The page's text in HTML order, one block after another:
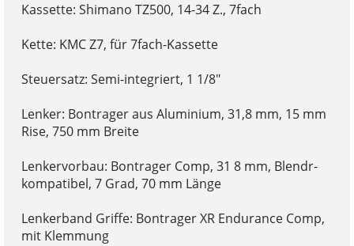
Kassette: Shimano TZ500, 14-34 Z., 7fach
Kette: KMC Z7, für 7fach-Kassette
Steuersatz: Semi-integriert, 1 1/8"
Lenker: Bontrager aus Aluminium, 31,8 mm, 15 mm
Rise, 750 mm Breite
Lenkervorbau: Bontrager Comp, 31 8 mm, Blendr-
kompatibel, 7 Grad, 70 mm Länge
Lenkerband Griffe: Bontrager XR Endurance Comp,
mit Klemmung